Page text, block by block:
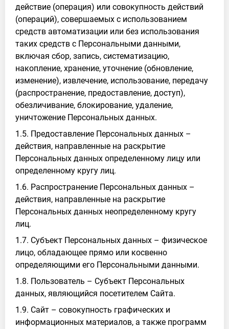
действие (операция) или совокупность действий
(операций), совершаемых с использованием
средств автоматизации или без использования
таких средств с Персональными данными,
включая сбор, запись, систематизацию,
накопление, хранение, уточнение (обновление,
изменение), извлечение, использование, передачу
(распространение, предоставление, доступ),
обезличивание, блокирование, удаление,
уничтожение Персональных данных.
1.5. Предоставление Персональных данных –
действия, направленные на раскрытие
Персональных данных определенному лицу или
определенному кругу лиц.
1.6. Распространение Персональных данных –
действия, направленные на раскрытие
Персональных данных неопределенному кругу
лиц.
1.7. Субъект Персональных данных – физическое
лицо, обладающее прямо или косвенно
определяющими его Персональными данными.
1.8. Пользователь – Субъект Персональных
данных, являющийся посетителем Сайта.
1.9. Сайт – совокупность графических и
информационных материалов, а также программ